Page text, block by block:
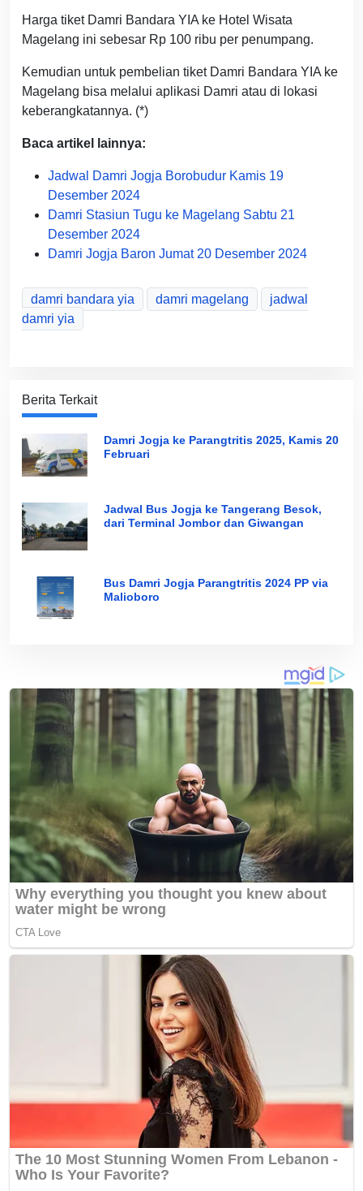
Harga tiket Damri Bandara YIA ke Hotel Wisata
Magelang ini sebesar Rp 100 ribu per penumpang.
Kemudian untuk pembelian tiket Damri Bandara YIA ke
Magelang bisa melalui aplikasi Damri atau di lokasi
keberangkatannya. (*)
Baca artikel lainnya:
Jadwal Damri Jogja Borobudur Kamis 19
Desember 2024
Damri Stasiun Tugu ke Magelang Sabtu 21
Desember 2024
Damri Jogja Baron Jumat 20 Desember 2024
damri bandara yia damri magelang
jadwal
damri yia
Berita Terkait
Damri Jogja ke Parangtritis 2025, Kamis 20
Februari
Jadwal Bus Jogja ke Tangerang Besok,
dari Terminal Jombor dan Giwangan
Bus Damri Jogja Parangtritis 2024 PP via
Malioboro